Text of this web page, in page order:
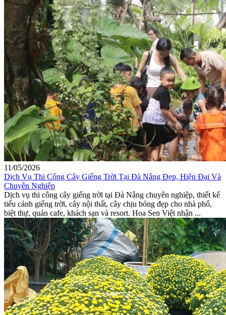
11/05/2026
Dịch Vụ Thi Công Cây Giếng Trời Tại Đà Nẵng Đẹp, Hiện Đại Và
Chuyên Nghiệp
Dịch vụ thi công cây giếng trời tại Đà Nẵng chuyên nghiệp, thiết kế
tiểu cảnh giếng trời, cây nội thất, cây chịu bóng đẹp cho nhà phố,
biệt thự, quán cafe, khách sạn và resort. Hoa Sen Việt nhận ...